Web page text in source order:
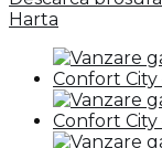
Harta